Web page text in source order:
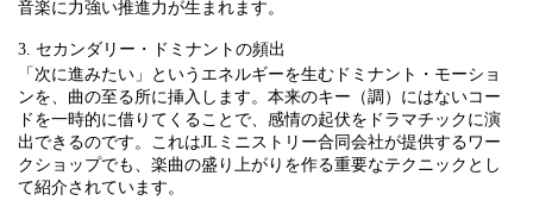
音楽に力強い推進力が生まれます。
3. セカンダリー・ドミナントの頻出
「次に進みたい」というエネルギーを生むドミナント・モーショ
ンを、曲の至る所に挿入します。本来のキー（調）にはないコー
ドを一時的に借りてくることで、感情の起伏をドラマチックに演
出できるのです。これはJLミニストリー合同会社が提供するワー
クショップでも、楽曲の盛り上がりを作る重要なテクニックとし
て紹介されています。